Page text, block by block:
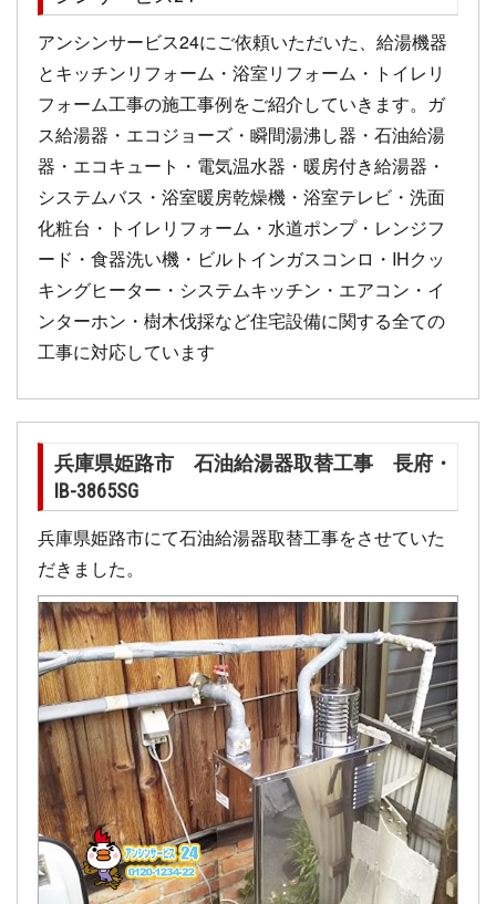
アンシンサービス24にご依頼いただいた、給湯機器
とキッチンリフォーム・浴室リフォーム・トイレリ
フォーム工事の施工事例をご紹介していきます。ガ
ス給湯器・エコジョーズ・瞬間湯沸し器・石油給湯
器・エコキュート・電気温水器・暖房付き給湯器・
システムバス・浴室暖房乾燥機・浴室テレビ・洗面
化粧台・トイレリフォーム・水道ポンプ・レンジフ
ード・食器洗い機・ビルトインガスコンロ・IHクッ
キングヒーター・システムキッチン・エアコン・イ
ンターホン・樹木伐採など住宅設備に関する全ての
工事に対応しています
兵庫県姫路市 石油給湯器取替工事 長府・
IB-3865SG
兵庫県姫路市にて石油給湯器取替工事をさせていた
だきました。